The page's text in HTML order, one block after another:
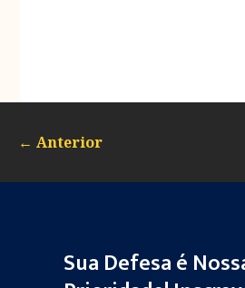
← Anterior
Sua Defesa é